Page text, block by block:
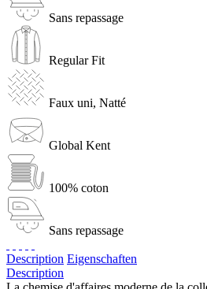
Sans repassage
Regular Fit
Faux uni, Natté
Global Kent
100% coton
Sans repassage
Description Eigenschaften
Description